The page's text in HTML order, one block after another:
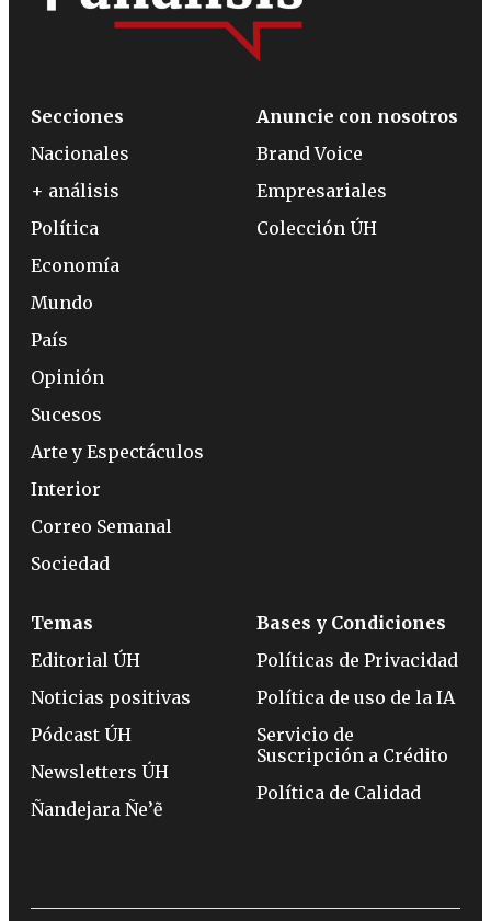
Secciones
Nacionales
+ análisis
Política
Economía
Mundo
País
Opinión
Sucesos
Arte y Espectáculos
Interior
Correo Semanal
Sociedad
Anuncie con nosotros
Brand Voice
Empresariales
Colección ÚH
Temas
Editorial ÚH
Noticias positivas
Pódcast ÚH
Newsletters ÚH
Ñandejara Ñe’ẽ
Bases y Condiciones
Políticas de Privacidad
Política de uso de la IA
Servicio de
Suscripción a Crédito
Política de Calidad